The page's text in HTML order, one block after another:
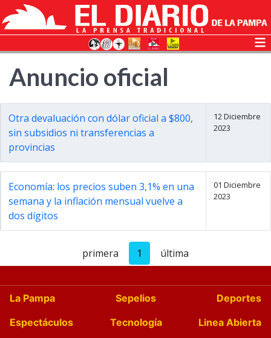
Anuncio oficial
Otra devaluación con dólar oficial a $800,
sin subsidios ni transferencias a
provincias
12 Diciembre
2023
Economía: los precios suben 3,1% en una
semana y la inflación mensual vuelve a
dos dígitos
01 Diciembre
2023
primera 1 última
La Pampa Sepelios
Deportes
Espectáculos
Tecnología
Linea Abierta